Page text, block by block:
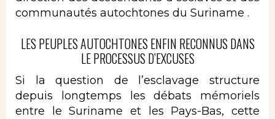
communautés autochtones du Suriname .
LES PEUPLES AUTOCHTONES ENFIN RECONNUS DANS
LE PROCESSUS D’EXCUSES
Si la question de l’esclavage structure
depuis longtemps les débats mémoriels
entre le Suriname et les Pays-Bas, cette